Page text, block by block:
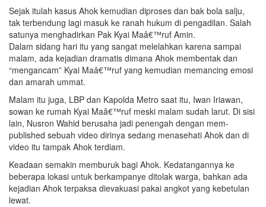
Sejak itulah kasus Ahok kemudian diproses dan bak bola salju,
tak terbendung lagi masuk ke ranah hukum di pengadilan. Salah
satunya menghadirkan Pak Kyai Maâ€™ruf Amin.
Dalam sidang hari itu yang sangat melelahkan karena sampai
malam, ada kejadian dramatis dimana Ahok membentak dan
“mengancam” Kyai Maâ€™ruf yang kemudian memancing emosi
dan amarah ummat.
Malam itu juga, LBP dan Kapolda Metro saat itu, Iwan Iriawan,
sowan ke rumah Kyai Maâ€™ruf meski malam sudah larut. Di sisi
lain, Nusron Wahid berusaha jadi penengah dengan mem-
published sebuah video dirinya sedang menasehati Ahok dan di
video itu tampak Ahok terdiam.
Keadaan semakin memburuk bagi Ahok. Kedatangannya ke
beberapa lokasi untuk berkampanye ditolak warga, bahkan ada
kejadian Ahok terpaksa dievakuasi pakai angkot yang kebetulan
lewat.